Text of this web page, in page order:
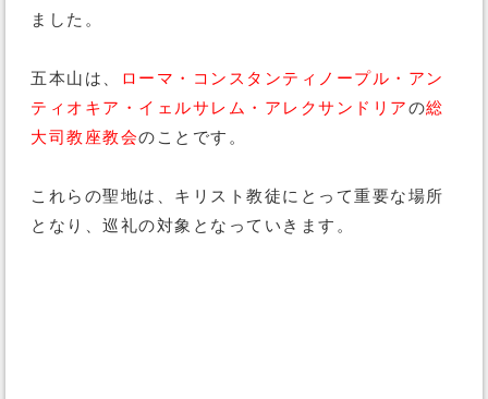
ました。
五本山は、
ローマ・コンスタンティノープル・アン
ティオキア・イェルサレム・アレクサンドリアの総
大司教座教会のことです。
これらの聖地は、キリスト教徒にとって重要な場所
となり、巡礼の対象となっていきます。